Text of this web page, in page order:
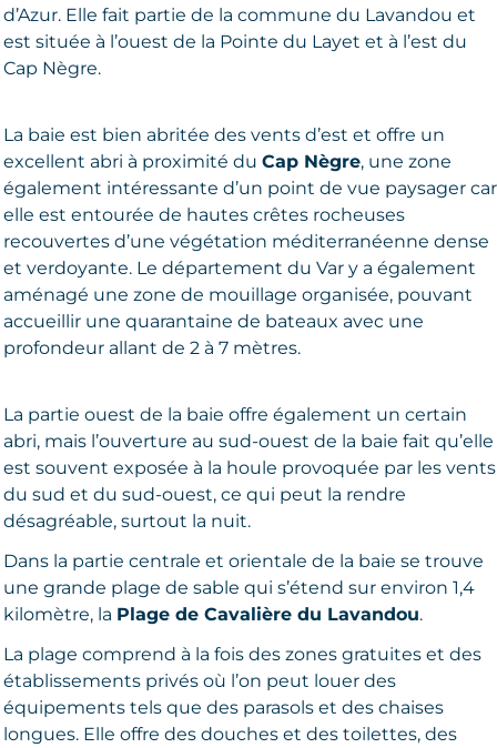
d’Azur. Elle fait partie de la commune du Lavandou et
est située à l’ouest de la Pointe du Layet et à l’est du
Cap Nègre.
La baie est bien abritée des vents d’est et offre un
excellent abri à proximité du Cap Nègre, une zone
également intéressante d’un point de vue paysager car
elle est entourée de hautes crêtes rocheuses
recouvertes d’une végétation méditerranéenne dense
et verdoyante. Le département du Var y a également
aménagé une zone de mouillage organisée, pouvant
accueillir une quarantaine de bateaux avec une
profondeur allant de 2 à 7 mètres.
La partie ouest de la baie offre également un certain
abri, mais l’ouverture au sud-ouest de la baie fait qu’elle
est souvent exposée à la houle provoquée par les vents
du sud et du sud-ouest, ce qui peut la rendre
désagréable, surtout la nuit.
Dans la partie centrale et orientale de la baie se trouve
une grande plage de sable qui s’étend sur environ 1,4
kilomètre, la Plage de Cavalière du Lavandou.
La plage comprend à la fois des zones gratuites et des
établissements privés où l’on peut louer des
équipements tels que des parasols et des chaises
longues. Elle offre des douches et des toilettes, des